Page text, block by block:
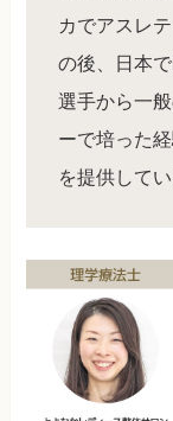
カでアスレ
の後、日本
選手から一
ーで培った
を提供してい